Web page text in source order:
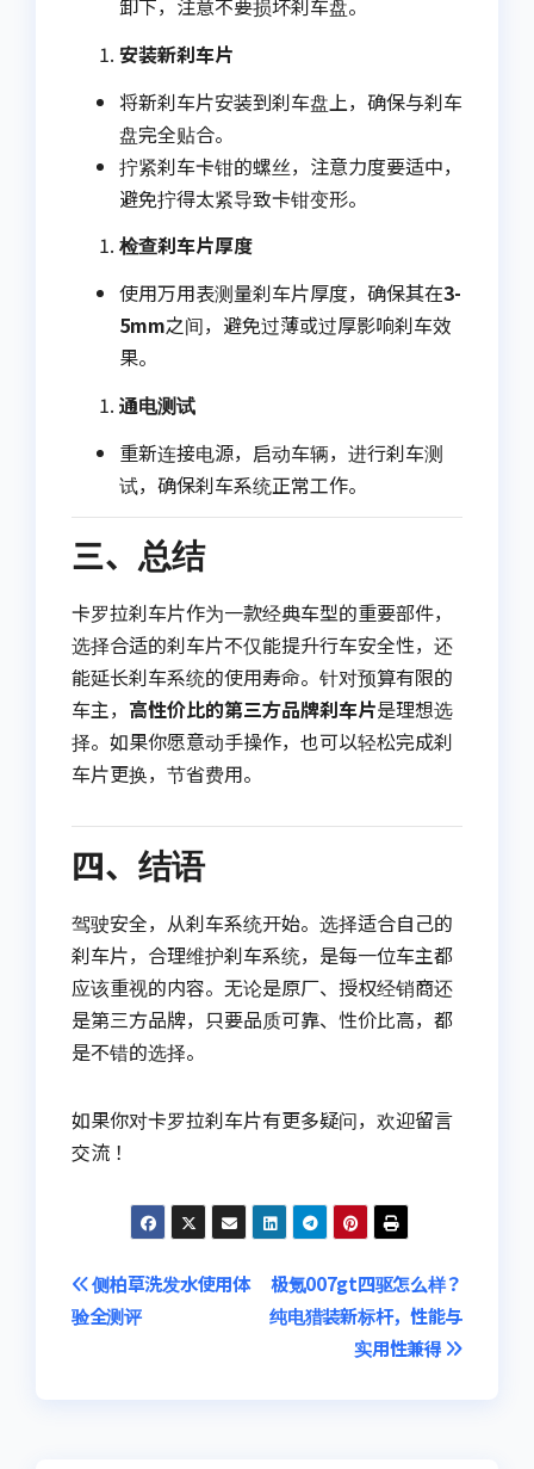
卸下，注意不要损坏刹车盘。
安装新刹车片
将新刹车片安装到刹车盘上，确保与刹车
盘完全贴合。
拧紧刹车卡钳的螺丝，注意力度要适中，
避免拧得太紧导致卡钳变形。
检查刹车片厚度
使用万用表测量刹车片厚度，确保其在3-
5mm之间，避免过薄或过厚影响刹车效
果。
通电测试
重新连接电源，启动车辆，进行刹车测
试，确保刹车系统正常工作。
三、总结
卡罗拉刹车片作为一款经典车型的重要部件，
选择合适的刹车片不仅能提升行车安全性，还
能延长刹车系统的使用寿命。针对预算有限的
车主， 高性价比的第三方品牌刹车片是理想选
择。如果你愿意动手操作，也可以轻松完成刹
车片更换，节省费用。
四、结语
驾驶安全，从刹车系统开始。选择适合自己的
刹车片，合理维护刹车系统，是每一位车主都
应该重视的内容。无论是原厂、授权经销商还
是第三方品牌，只要品质可靠、性价比高，都
是不错的选择。
如果你对卡罗拉刹车片有更多疑问，欢迎留言
交流！
文
章
极氪007gt四驱怎么样？
纯电猎装新标杆，性能与
实用性兼得
侧柏草洗发水使用体
验全测评